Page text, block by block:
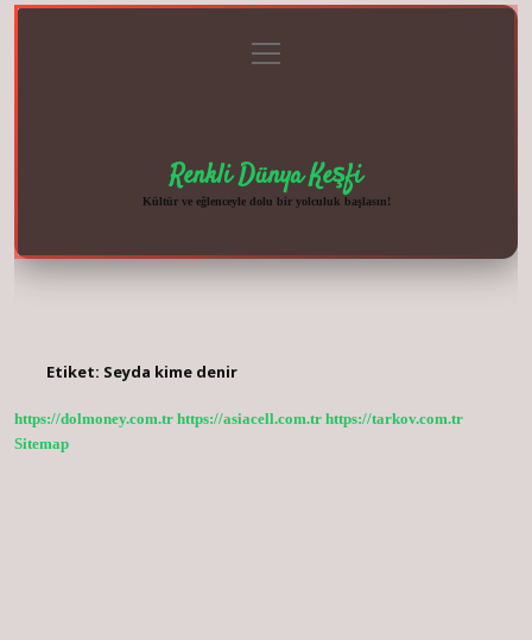
menüyü
aç
Renkli Dünya Keşfi
Kültür ve eğlenceyle dolu bir yolculuk başlasın!
Etiket: Seyda kime denir
https://dolmoney.com.tr https://asiacell.com.tr https://tarkov.com.tr
Sitemap